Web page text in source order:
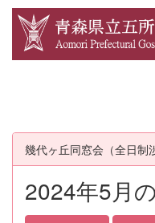
幾代ヶ丘同窓会（全日制
2024年5月